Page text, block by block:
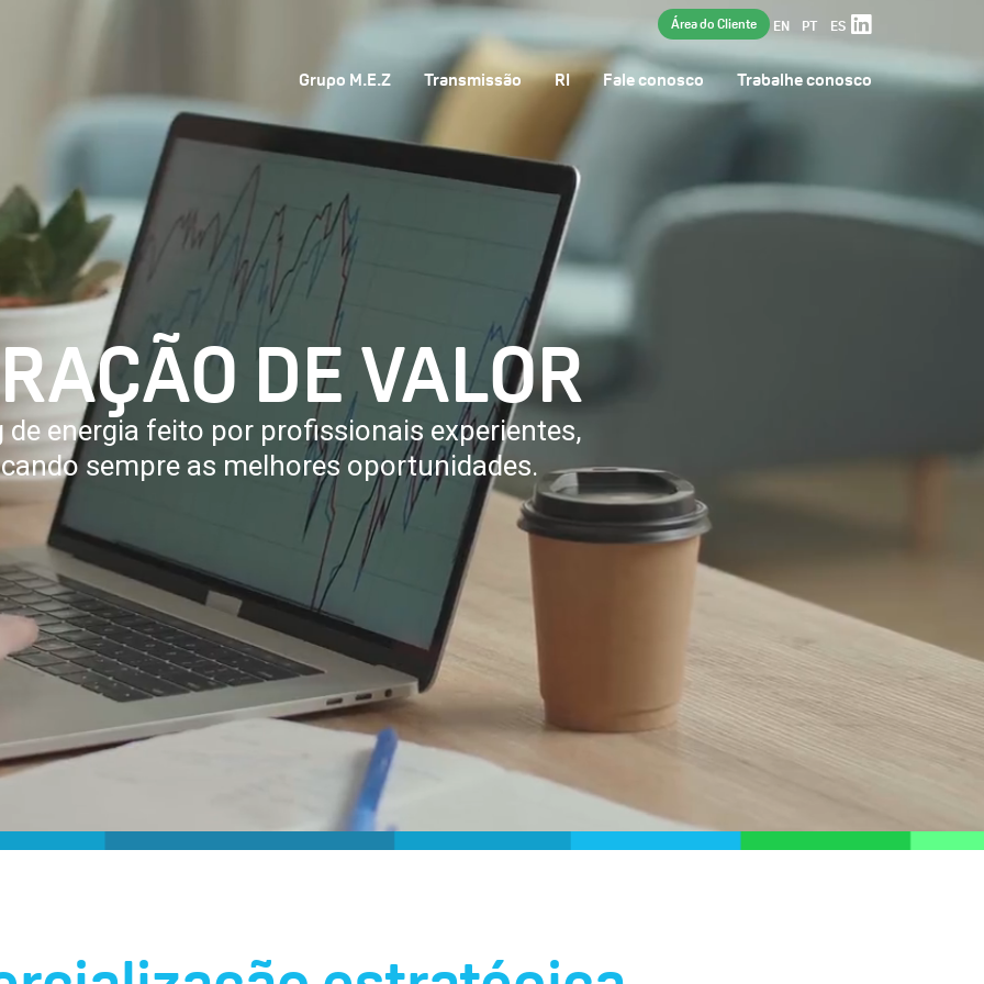
Área do Cliente EN PT ES
Grupo M.E.Z Transmissão RI Fale conosco Trabalhe conosco
DE VALOR
de energia feito por profissionais experientes,
sempre as melhores oportunidades.